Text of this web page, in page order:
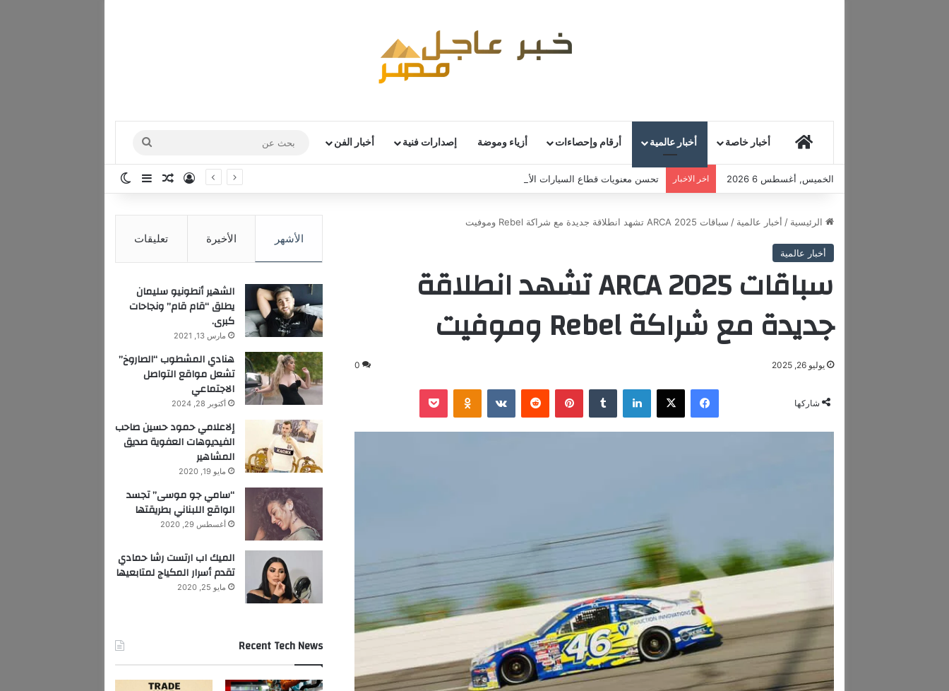
أخبار خاصة أخبار عالمية أرقام وإحصاءات أزياء وموضة إصدارات فنية أخبار الفن
عن
الخميس, أغسطس 6 2026 اخر الاخبار تحسن معنويات قطاع السيارات الألماني رغم استمرار التحديات تسجيل الدخول
مقال عشوائي
إضافة عمود جانبي
الرئيسية / أخبار عالمية / سباقات ARCA 2025 تشهد انطلاقة جديدة مع شراكة Rebel وموفيت
أخبار عالمية
سباقات ARCA 2025 تشهد انطلاقة
جديدة مع شراكة Rebel وموفيت
يوليو 26, 2025 0
شاركها
فيسبوك ‫X لينكدإن ‏Tumblr بينتيريست ‏Reddit
‏VKontakte
Odnoklassniki
‫Pocket
الأشهر الأخيرة تعليقات
الشهير أنطونيو سليمان
يطلق “قام قام” ونجاحات
كبرى.
مارس 13, 2021
هنادي المشطوب “الصاروخ”
تشعل مواقع التواصل
الاجتماعي
أكتوبر 28, 2024
إلاعلامي حمود حسين صاحب
الفيديوهات العفوية صديق
المشاهير
مايو 19, 2020
“سامي جو موسى” تجسد
الواقع اللبناني بطريقتها
أغسطس 29, 2020
الميك اب ارتست رشا حمادي
تقدم أسرار المكياج لمتابعيها
مايو 25, 2020
Recent Tech News